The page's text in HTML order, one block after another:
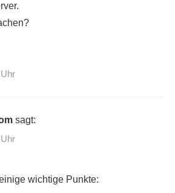
sagt:
wichtige Punkte: